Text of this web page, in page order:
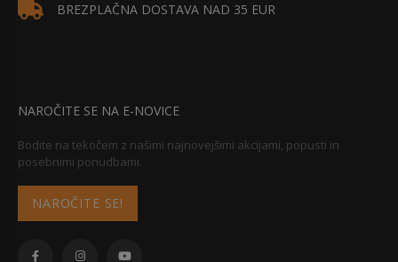
BREZPLAČNA DOSTAVA NAD 35 EUR
NAROČITE SE NA E-NOVICE
Bodite na tekočem z našimi najnovejšimi akcijami, popusti in
posebnimi ponudbami.
NAROČITE SE!